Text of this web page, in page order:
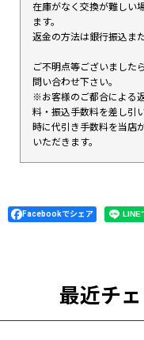
在庫がなく交換が難しい
ます。
返金の方法は銀行振込ま
ご不明点等ございました
問い合わせ下さい。
※お客様のご都合による
料・振込手数料を差し引
時に代引き手数料を当店
いただきます。
Facebookでシェア
最近チ